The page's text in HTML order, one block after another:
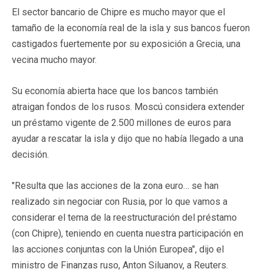
El sector bancario de Chipre es mucho mayor que el
tamaño de la economía real de la isla y sus bancos fueron
castigados fuertemente por su exposición a Grecia, una
vecina mucho mayor.
Su economía abierta hace que los bancos también
atraigan fondos de los rusos. Moscú considera extender
un préstamo vigente de 2.500 millones de euros para
ayudar a rescatar la isla y dijo que no había llegado a una
decisión.
"Resulta que las acciones de la zona euro… se han
realizado sin negociar con Rusia, por lo que vamos a
considerar el tema de la reestructuración del préstamo
(con Chipre), teniendo en cuenta nuestra participación en
las acciones conjuntas con la Unión Europea", dijo el
ministro de Finanzas ruso, Anton Siluanov, a Reuters.